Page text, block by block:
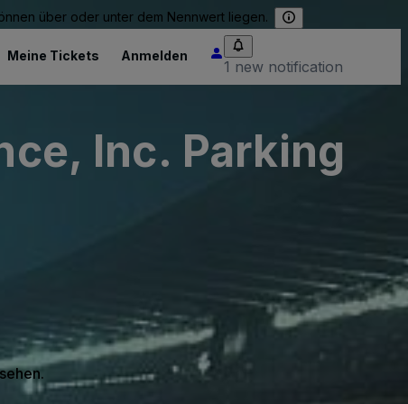
über oder unter dem Nennwert liegen.
Meine Tickets Anmelden
1 new notification
Inc. Parking